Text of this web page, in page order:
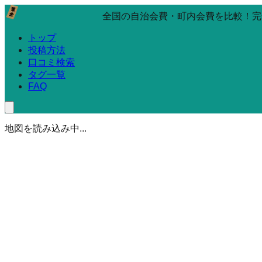
全国の自治会費・町内会費を比較！
トップ
投稿方法
口コミ検索
タグ一覧
FAQ
地図を読み込み中...